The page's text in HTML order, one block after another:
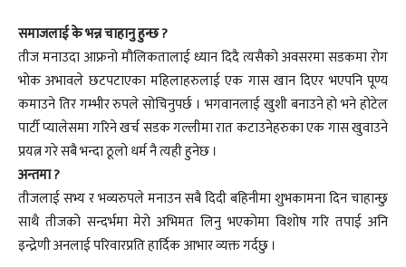
समाजलाई के भन्न चाहानु हुन्छ ?
तीज मनाउदा आफ्रनो मौलिकतालाई ध्यान दिदै त्यसैको अवसरमा सडकमा रोग
भोक अभावले छटपटाएका महिलाहरुलाई एक गास खान दिएर भएपनि पूण्य
कमाउने तिर गम्भीर रुपले सोचिनुपर्छ । भगवानलाई खुशी बनाउने हो भने होटेल
पार्टी प्यालेसमा गरिने खर्च सडक गल्लीमा रात कटाउनेहरुका एक गास खुवाउने
प्रयत्न गरे सबै भन्दा ठूलो धर्म नै त्यही हुनेछ ।
अन्तमा ?
तीजलाई सभ्य र भव्यरुपले मनाउन सबै दिदी बहिनीमा शुभकामना दिन चाहान्छु
साथै तीजको सन्दर्भमा मेरो अभिमत लिनु भएकोमा विशोष गरि तपाई अनि
इन्द्रेणी अनलाई परिवारप्रति हार्दिक आभार व्यक्त गर्दछु ।